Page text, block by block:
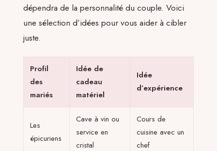
dépendra de la personnalité du couple. Voici
une sélection d’idées pour vous aider à cibler
juste.
Profil
des
mariés
Idée de
cadeau
matériel
Idée
d’expérience
Les
épicuriens
Cave à vin ou
service en
cristal
Cours de
cuisine avec un
chef